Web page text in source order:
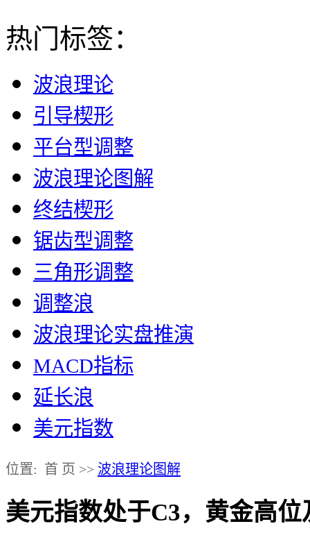
热门标签：
波浪理论
引导楔形
平台型调整
波浪理论图解
终结楔形
锯齿型调整
三角形调整
调整浪
波浪理论实盘推演
MACD指标
延长浪
美元指数
位置: 首 页 >> 波浪理论图解
美元指数处于C3，黄金高位